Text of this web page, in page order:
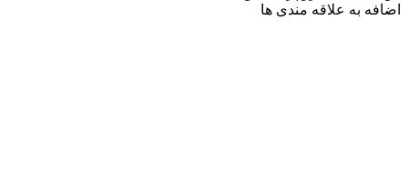
اضافه به علاقه مندی ها